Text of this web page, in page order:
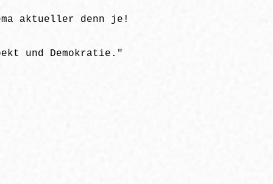
aktueller denn je!
und Demokratie."